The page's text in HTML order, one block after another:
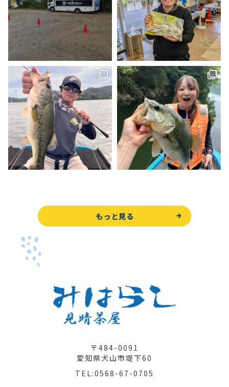
もっと見る
〒484-0091
愛知県犬山市堤下60
TEL:0568-67-0705